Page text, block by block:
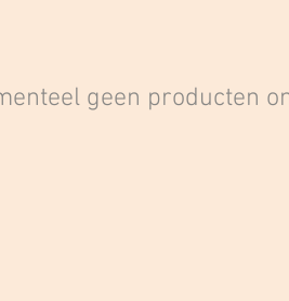
geen producten